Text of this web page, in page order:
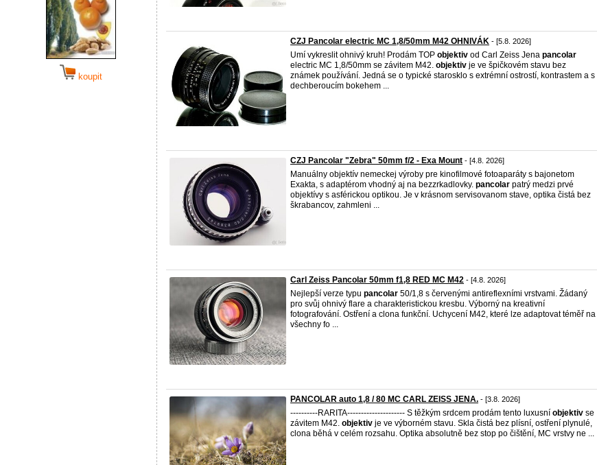
koupit
CZJ Pancolar electric MC 1,8/50mm M42 OHNIVÁK - [5.8. 2026]
Umí vykreslit ohnivý kruh! Prodám TOP objektiv od Carl Zeiss Jena pancolar
electric MC 1,8/50mm se závitem M42. objektiv je ve špičkovém stavu bez
známek používání. Jedná se o typické starosklo s extrémní ostrostí, kontrastem a s
dechberoucím bokehem ...
CZJ Pancolar "Zebra" 50mm f/2 - Exa Mount - [4.8. 2026]
Manuálny objektív nemeckej výroby pre kinofilmové fotoaparáty s bajonetom
Exakta, s adaptérom vhodný aj na bezzrkadlovky. pancolar patrý medzi prvé
objektívy s asférickou optikou. Je v krásnom servisovanom stave, optika čistá bez
škrabancov, zahmleni ...
Carl Zeiss Pancolar 50mm f1,8 RED MC M42 - [4.8. 2026]
Nejlepší verze typu pancolar 50/1,8 s červenými antireflexními vrstvami. Žádaný
pro svůj ohnivý flare a charakteristickou kresbu. Výborný na kreativní
fotografování. Ostření a clona funkční. Uchycení M42, které lze adaptovat téměř na
všechny fo ...
PANCOLAR auto 1,8 / 80 MC CARL ZEISS JENA. - [3.8. 2026]
----------RARITA--------------------- S těžkým srdcem prodám tento luxusní objektiv se
závitem M42. objektiv je ve výborném stavu. Skla čistá bez plísní, ostření plynulé,
clona běhá v celém rozsahu. Optika absolutně bez stop po čištění, MC vrstvy ne ...